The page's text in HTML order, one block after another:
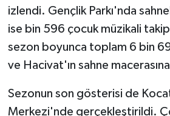
izlendi. Gençlik Parkı'nda
ise bin 596 çocuk müzikali
sezon boyunca toplam 6 bin
ve Hacivat'ın sahne
Sezonun son gösterisi de
Merkezi'nde gerçekleştirildi.